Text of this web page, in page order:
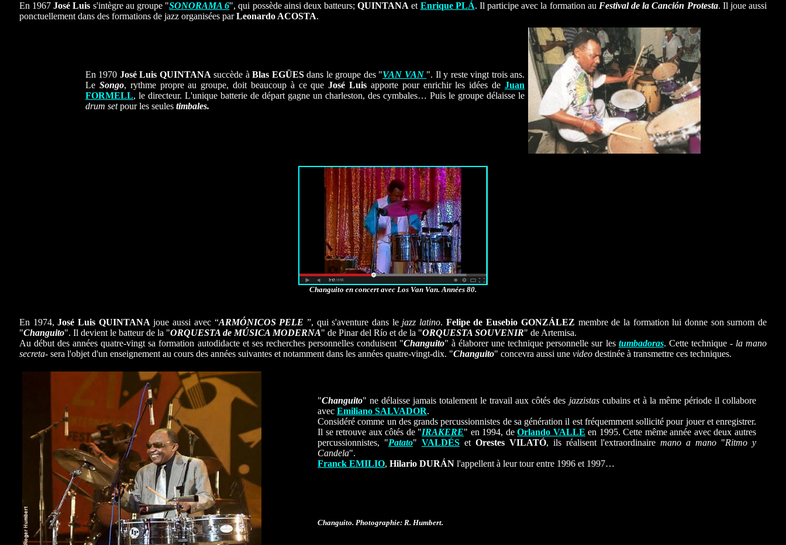
En 1967José Luis s'intègre au groupe "SONORAMA 6", qui possède ainsi deux batteurs;QUINTANA et Enrique PLÁ. Il participe avec la formation au Festival de la Canción Protesta. Il joue aussi
ponctuellement dans des formations de jazz organisées parLeonardo ACOSTA.
En 1970 José Luis QUINTANA succède àBlas EGÜESdans le groupe des "VAN VAN ". Il y reste vingt trois ans.
Le Songo, rythme propre au groupe, doit beaucoup à ce queJosé Luis apporte pour enrichir les idées deJuan
FORMELL, le directeur. L'unique batterie de départ gagne un charleston, des cymbales… Puis le groupe délaisse le
drum setpour les seules timbales.
Changuito en concert avec Los Van Van. Années 80.
En 1974,José Luis QUINTANA joue aussi avec “ARMÓNICOS PELE ”, qui s'aventure dans le jazz latino. Felipe de Eusebio GONZÁLEZ membre de la formation lui donne son surnom de
"Changuito". Il devient le batteur de la "ORQUESTA de MÚSICA MODERNA" de Pinar del Río et de la "ORQUESTA SOUVENIR" de Artemisa.
Au début des années quatre-vingt sa formation autodidacte et ses recherches personnelles conduisent "Changuito" à élaborer une technique personnelle sur les tumbadoras. Cette technique - la mano
secreta- sera l'objet d'un enseignement au cours des années suivantes et notamment dans les années quatre-vingt-dix. "Changuito" concevra aussi une video destinée à transmettre ces techniques.
"Changuito" ne délaisse jamais totalement le travail aux côtés des jazzistascubains et à la même période il collabore
avec Emiliano SALVADOR.
Considéré comme un des grands percussionnistes de sa génération il est fréquemment sollicité pour jouer et enregistrer.
Il se retrouve aux côtés de "IRAKERE" en 1994, deOrlando VALLE en 1995. Cette même année avec deux autres
percussionnistes, "Patato" VALDÉSet Orestes VILATÓ, ils réalisent l'extraordinairemano a mano "Ritmo y
Candela".
Franck EMILIO, Hilario DURÁN l'appellent à leur tour entre 1996 et 1997…
Changuito. Photographie: R. Humbert.